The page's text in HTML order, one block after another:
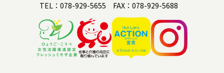
TEL：078-929-5655 FAX：078-929-5688